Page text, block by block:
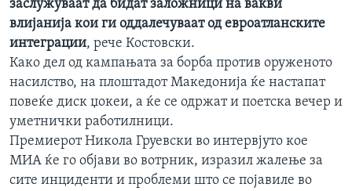
заслужуваат да бидат заложници на вакви
влијанија кои ги оддалечуваат од евроатланските
интеграции, рече Костовски.
Како дел од кампањата за борба против оруженото
насилство, на плоштадот Македонија ќе настапат
повеќе диск џокеи, а ќе се одржат и поетска вечер и
уметнички работилници.
Премиерот Никола Груевски во интервјуто кое
МИА ќе го објави во вотрник, изразил жалење за
сите инциденти и проблеми што се појавиле во